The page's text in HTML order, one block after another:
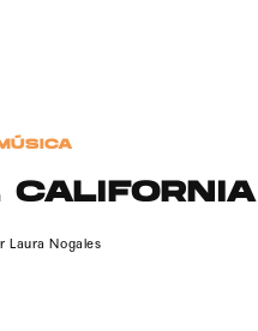
MÚSICA
Laura Nogales